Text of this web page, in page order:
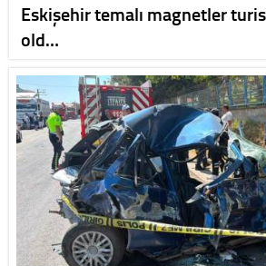
Eskişehir temalı magnetler
old…